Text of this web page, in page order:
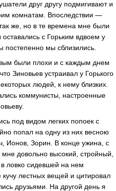
друг другу подмигивают и
комнатам. Впоследствии —
же, но в те времена мне были
с Горьким вдвоем у
постепенно мы сблизились.
были плохи и с каждым днем
Зиновьев устраивал у Горького
людей, к нему близких.
коммунисты, настроенные
под видом легких попоек с
попал на одну из них весною
Ионов, Зорин. В конце ужина, с
мне довольно высокий, стройный,
ловко сидевшей на нем
лестных вещей и цитировал
друзьями. На другой день я